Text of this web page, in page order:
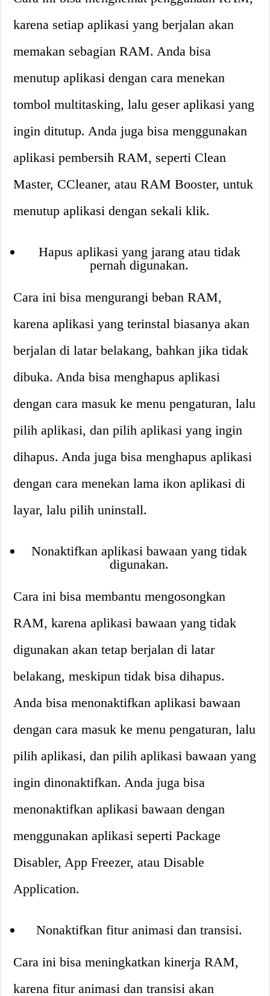
karena setiap aplikasi yang berjalan akan
memakan sebagian RAM. Anda bisa
menutup aplikasi dengan cara menekan
tombol multitasking, lalu geser aplikasi yang
ingin ditutup. Anda juga bisa menggunakan
aplikasi pembersih RAM, seperti Clean
Master, CCleaner, atau RAM Booster, untuk
menutup aplikasi dengan sekali klik.
Hapus aplikasi yang jarang atau tidak
pernah digunakan.
Cara ini bisa mengurangi beban RAM,
karena aplikasi yang terinstal biasanya akan
berjalan di latar belakang, bahkan jika tidak
dibuka. Anda bisa menghapus aplikasi
dengan cara masuk ke menu pengaturan, lalu
pilih aplikasi, dan pilih aplikasi yang ingin
dihapus. Anda juga bisa menghapus aplikasi
dengan cara menekan lama ikon aplikasi di
layar, lalu pilih uninstall.
Nonaktifkan aplikasi bawaan yang tidak
digunakan.
Cara ini bisa membantu mengosongkan
RAM, karena aplikasi bawaan yang tidak
digunakan akan tetap berjalan di latar
belakang, meskipun tidak bisa dihapus.
Anda bisa menonaktifkan aplikasi bawaan
dengan cara masuk ke menu pengaturan, lalu
pilih aplikasi, dan pilih aplikasi bawaan yang
ingin dinonaktifkan. Anda juga bisa
menonaktifkan aplikasi bawaan dengan
menggunakan aplikasi seperti Package
Disabler, App Freezer, atau Disable
Application.
Nonaktifkan fitur animasi dan transisi.
Cara ini bisa meningkatkan kinerja RAM,
karena fitur animasi dan transisi akan